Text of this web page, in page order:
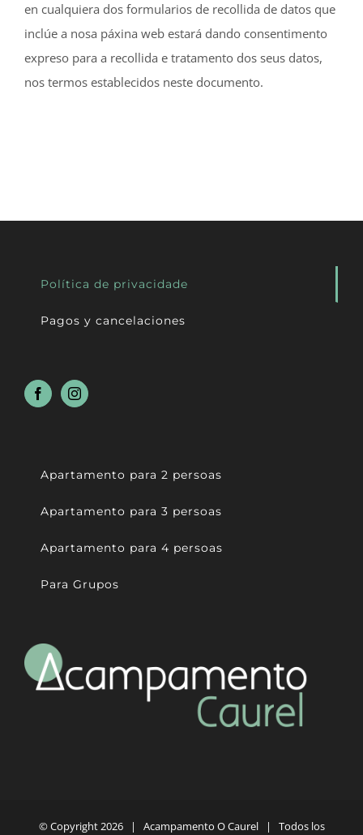
en cualquiera dos formularios de recollida de datos que
inclúe a nosa páxina web estará dando consentimento
expreso para a recollida e tratamento dos seus datos,
nos termos establecidos neste documento.
Política de privacidade
Pagos y cancelaciones
Apartamento para 2 persoas
Apartamento para 3 persoas
Apartamento para 4 persoas
Para Grupos
© Copyright2026 | Acampamento O Caurel | Todos los